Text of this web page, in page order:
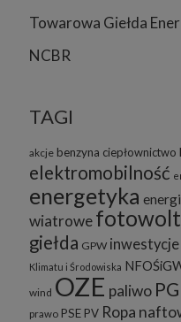
Towarowa Giełda
NCBR
TAGI
akcje benzyna ciepłownictwo
elektromobilność
energetyka
wiatrowe
giełda GPW inwestycje
Klimatu i Środowiska
wind OZE paliwo
prawo PSE PV Ropa